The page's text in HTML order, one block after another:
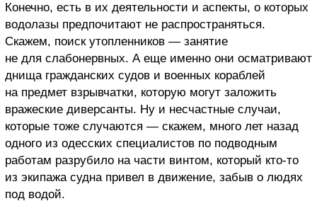
Конечно, есть в их деятельности и аспекты, о которых
водолазы предпочитают не распространяться.
Скажем, поиск утопленников — занятие
не для слабонервных. А еще именно они осматривают
днища гражданских судов и военных кораблей
на предмет взрывчатки, которую могут заложить
вражеские диверсанты. Ну и несчастные случаи,
которые тоже случаются — скажем, много лет назад
одного из одесских специалистов по подводным
работам разрубило на части винтом, который кто-то
из экипажа судна привел в движение, забыв о людях
под водой.